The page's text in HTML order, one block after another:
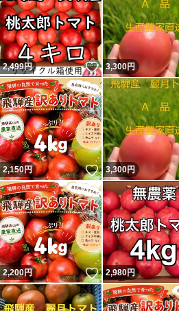
2,499円 いいね！
3,300円
2,150円 いいね！
3,300円
2,200円 いいね！
2,980円